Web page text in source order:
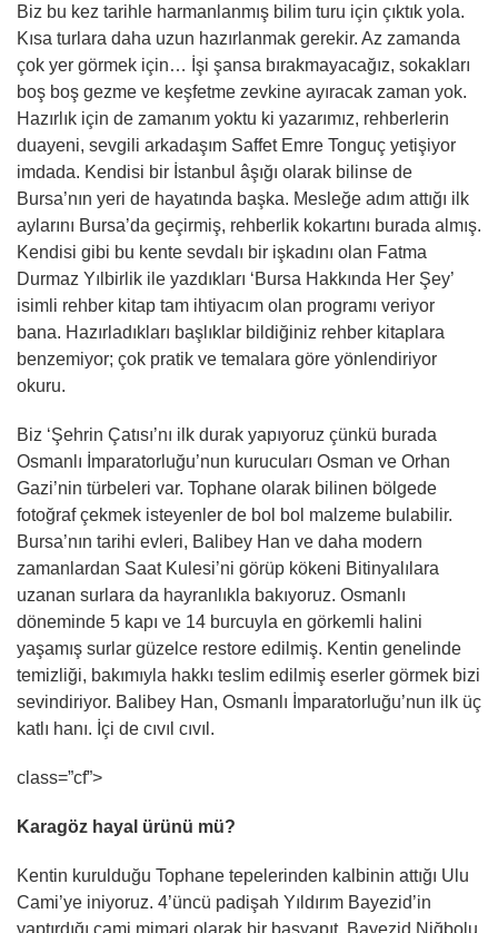
Biz bu kez tarihle harmanlanmış bilim turu için çıktık yola.
Kısa turlara daha uzun hazırlanmak gerekir. Az zamanda
çok yer görmek için… İşi şansa bırakmayacağız, sokakları
boş boş gezme ve keşfetme zevkine ayıracak zaman yok.
Hazırlık için de zamanım yoktu ki yazarımız, rehberlerin
duayeni, sevgili arkadaşım Saffet Emre Tonguç yetişiyor
imdada. Kendisi bir İstanbul âşığı olarak bilinse de
Bursa’nın yeri de hayatında başka. Mesleğe adım attığı ilk
aylarını Bursa’da geçirmiş, rehberlik kokartını burada almış.
Kendisi gibi bu kente sevdalı bir işkadını olan Fatma
Durmaz Yılbirlik ile yazdıkları ‘Bursa Hakkında Her Şey’
isimli rehber kitap tam ihtiyacım olan programı veriyor
bana. Hazırladıkları başlıklar bildiğiniz rehber kitaplara
benzemiyor; çok pratik ve temalara göre yönlendiriyor
okuru.
Biz ‘Şehrin Çatısı’nı ilk durak yapıyoruz çünkü burada
Osmanlı İmparatorluğu’nun kurucuları Osman ve Orhan
Gazi’nin türbeleri var. Tophane olarak bilinen bölgede
fotoğraf çekmek isteyenler de bol bol malzeme bulabilir.
Bursa’nın tarihi evleri, Balibey Han ve daha modern
zamanlardan Saat Kulesi’ni görüp kökeni Bitinyalılara
uzanan surlara da hayranlıkla bakıyoruz. Osmanlı
döneminde 5 kapı ve 14 burcuyla en görkemli halini
yaşamış surlar güzelce restore edilmiş. Kentin genelinde
temizliği, bakımıyla hakkı teslim edilmiş eserler görmek bizi
sevindiriyor. Balibey Han, Osmanlı İmparatorluğu’nun ilk üç
katlı hanı. İçi de cıvıl cıvıl.
class=”cf”>
Karagöz hayal ürünü mü?
Kentin kurulduğu Tophane tepelerinden kalbinin attığı Ulu
Cami’ye iniyoruz. 4’üncü padişah Yıldırım Bayezid’in
yaptırdığı cami mimari olarak bir başyapıt. Bayezid Niğbolu